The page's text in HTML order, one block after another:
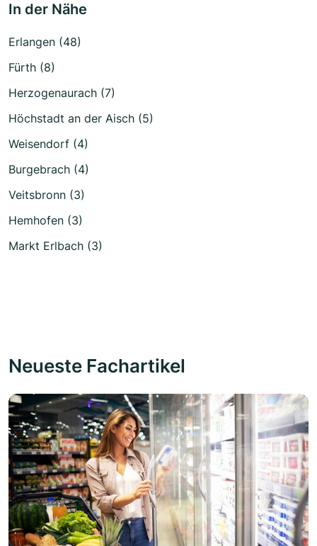
In der Nähe
Erlangen (48)
Fürth (8)
Herzogenaurach (7)
Höchstadt an der Aisch (5)
Weisendorf (4)
Burgebrach (4)
Veitsbronn (3)
Hemhofen (3)
Markt Erlbach (3)
Neueste Fachartikel